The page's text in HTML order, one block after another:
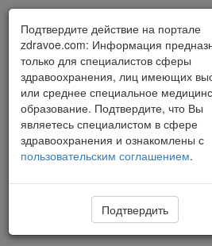
Подтвердите действие на портале
zdravoe.com: Информация
только для специалистов сферы
здравоохранения, лиц имеющих
или среднее специальное
образование. Подтвердите, что Вы
являетесь специалистом в сфере
здравоохранения и ознакомлены с
пользовательским соглашением.
Подтвердить